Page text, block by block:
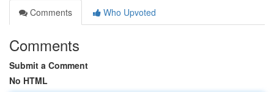
Comments
Who Upvoted
Comments
Submit a Comment
No HTML